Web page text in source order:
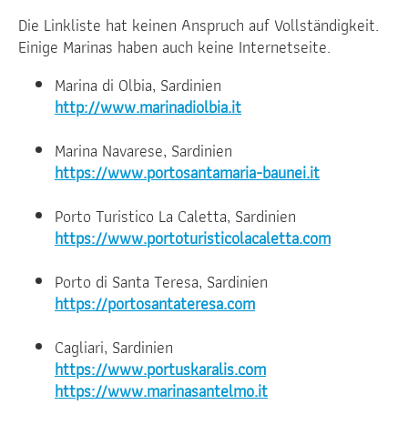
Die Linkliste hat keinen Anspruch auf Vollständigkeit.
Einige Marinas haben auch keine Internetseite.
Marina di Olbia, Sardinien
http://www.marinadiolbia.it
Marina Navarese, Sardinien
https://www.portosantamaria-baunei.it
Porto Turistico La Caletta, Sardinien
https://www.portoturisticolacaletta.com
Porto di Santa Teresa, Sardinien
https://portosantateresa.com
Cagliari, Sardinien
https://www.portuskaralis.com
https://www.marinasantelmo.it